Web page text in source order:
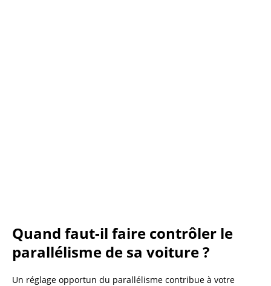
Quand faut-il faire contrôler le
parallélisme de sa voiture ?
Un réglage opportun du parallélisme contribue à votre